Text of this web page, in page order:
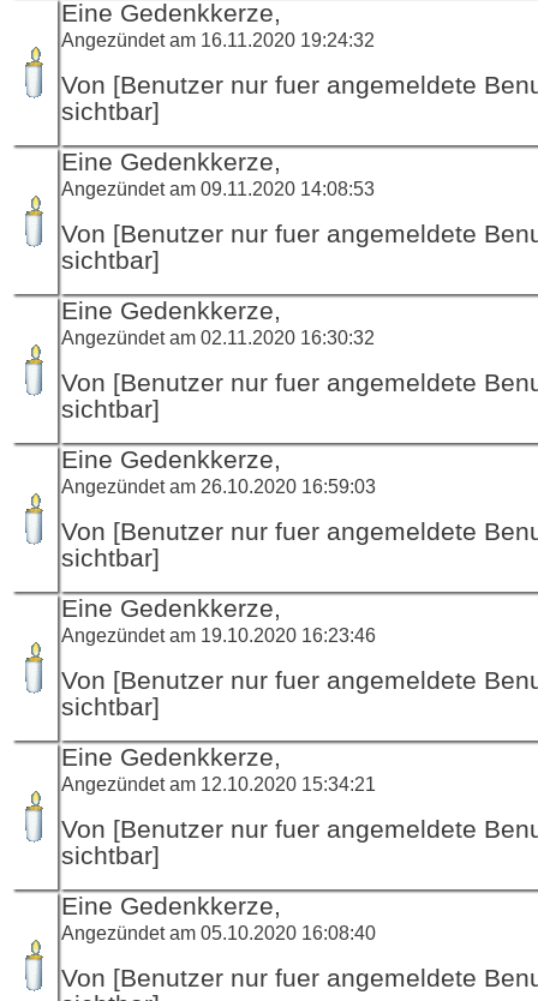
Eine Gedenkkerze,
Angezündet am 16.11.2020 19:24:32
Von [Benutzer nur fuer angemeldete
sichtbar]
Eine Gedenkkerze,
Angezündet am 09.11.2020 14:08:53
Von [Benutzer nur fuer angemeldete
sichtbar]
Eine Gedenkkerze,
Angezündet am 02.11.2020 16:30:32
Von [Benutzer nur fuer angemeldete
sichtbar]
Eine Gedenkkerze,
Angezündet am 26.10.2020 16:59:03
Von [Benutzer nur fuer angemeldete
sichtbar]
Eine Gedenkkerze,
Angezündet am 19.10.2020 16:23:46
Von [Benutzer nur fuer angemeldete
sichtbar]
Eine Gedenkkerze,
Angezündet am 12.10.2020 15:34:21
Von [Benutzer nur fuer angemeldete
sichtbar]
Eine Gedenkkerze,
Angezündet am 05.10.2020 16:08:40
Von [Benutzer nur fuer angemeldete